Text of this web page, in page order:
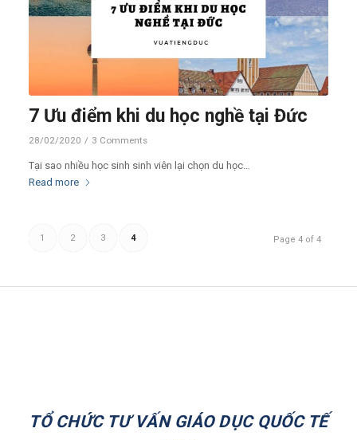
7 Ưu điểm khi du học nghề tại Đức
28/02/2020 / 3 Comments
Tại sao nhiều học sinh sinh viên lại chọn du học…
Read more
Page 4 of 4
1 2 3 4
TỔ CHỨC TƯ VẤN GIÁO DỤC QUỐC TẾ